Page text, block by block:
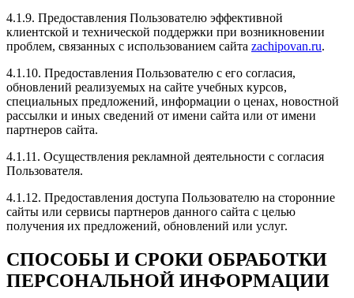
Рейтинг отзыва:5
Очень хороший чип тюнинг автомобилей, все
делают быстро и качественно и главное близко
вежливые. Рекомендую всем
Рейтинг отзыва:5
Делали чип-тюнинг, сразу 3 авто, сделали скидку.
Ранее знакомые делали тоже у них!
Все машины поехали очень хорошо, результат
4.1.9. Предоставления Пользователю эффективной
клиентской и технической поддержки при возникновении
проблем, связанных с использованием сайта zachipovan.ru.
4.1.10. Предоставления Пользователю с его согласия,
обновлений реализуемых на сайте учебных курсов,
специальных предложений, информации о ценах, новостной
рассылки и иных сведений от имени сайта или от имени
партнеров сайта.
4.1.11. Осуществления рекламной деятельности с согласия
Пользователя.
4.1.12. Предоставления доступа Пользователю на сторонние
сайты или сервисы партнеров данного сайта с целью
получения их предложений, обновлений или услуг.
СПОСОБЫ И СРОКИ ОБРАБОТКИ
ПЕРСОНАЛЬНОЙ ИНФОРМАЦИИ